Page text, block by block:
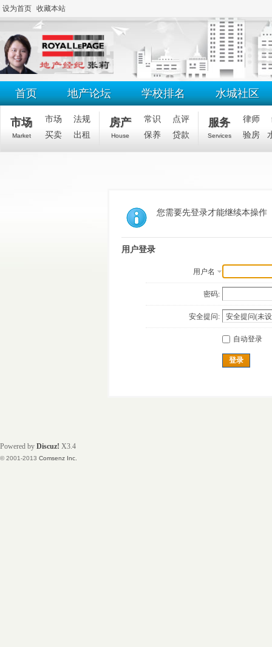
设为首页 收藏本站
首页 地产论坛 学校排名 水城社区
市场
Market
市场
法规
买卖
出租
房产
House
常识
点评
保养
贷款
服务
Services
律师
验房
您需要先登录才能继续本操作
用户登录
用户名
密码:
安全提问:
自动登录
登录
Powered by Discuz! X3.4
© 2001-2013 Comsenz Inc.